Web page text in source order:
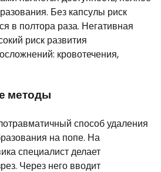
Без капсулы риск
в полтора раза. Негативная
риск развития
кровотечения,
методы
способ удаления
на попе. На
специалист делает
Через него вводит